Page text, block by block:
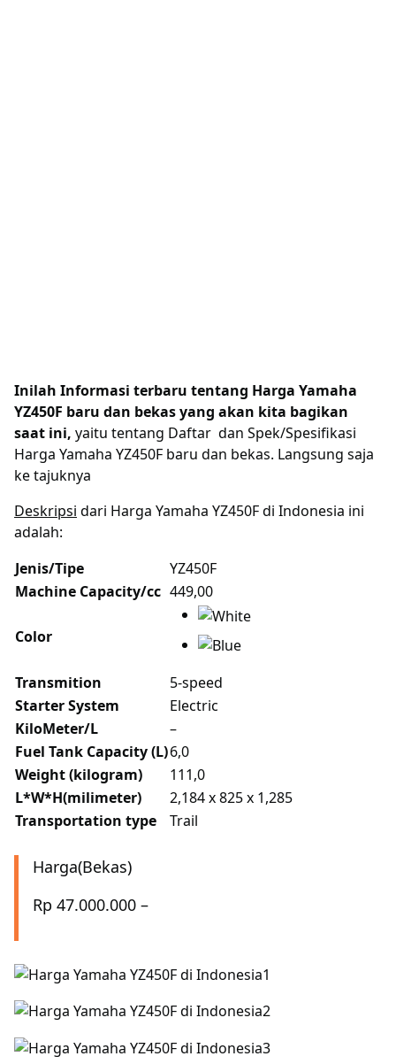
Inilah Informasi terbaru tentang Harga Yamaha
YZ450F baru dan bekas yang akan kita bagikan
saat ini, yaitu tentang Daftar dan Spek/Spesifikasi
Harga Yamaha YZ450F baru dan bekas. Langsung saja
ke tajuknya
Deskripsi dari Harga Yamaha YZ450F di Indonesia ini
adalah:
Jenis/Tipe
YZ450F
Machine Capacity/cc 449,00
Color
Transmition
5-speed
Starter System
Electric
KiloMeter/L
–
Fuel Tank Capacity (L)6,0
Weight (kilogram)
111,0
L*W*H(milimeter)
2,184 x 825 x 1,285
Transportation type
Trail
Harga(Bekas)
Rp 47.000.000 –